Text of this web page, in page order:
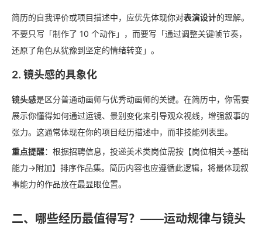
简历的自我评价或项目描述中，应优先体现你对表演设计的理解。
不要只写「制作了 10 个动作」，而要写「通过调整关键帧节奏，
还原了角色从犹豫到坚定的情绪转变」。
2. 镜头感的具象化
镜头感是区分普通动画师与优秀动画师的关键。在简历中，你需要
展示你懂得如何通过运镜、景别变化来引导观众视线，增强叙事的
张力。这通常体现在你的项目经历描述中，而非技能列表里。
重点提醒：根据招聘信息，投递美术类岗位需按【岗位相关->基础
能力->附加】排序作品集。简历内容也应遵循此逻辑，将最体现叙
事能力的作品放在最显眼位置。
二、哪些经历最值得写？——运动规律与镜头